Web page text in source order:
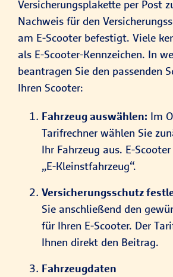
Versicherungsplakette per Post
Nachweis für den
am E-Scooter befestigt. Viele
als E-Scooter-Kennzeichen. In
beantragen Sie den passenden
Ihren Scooter:
Fahrzeug auswählen: Im
Tarifrechner wählen Sie
Ihr Fahrzeug aus. E-
„E-Kleinstfahrzeug“.
Versicherungsschutz
Sie anschließend den
für Ihren E-Scooter. Der
Ihnen direkt den Beitrag.
Fahrzeugdaten